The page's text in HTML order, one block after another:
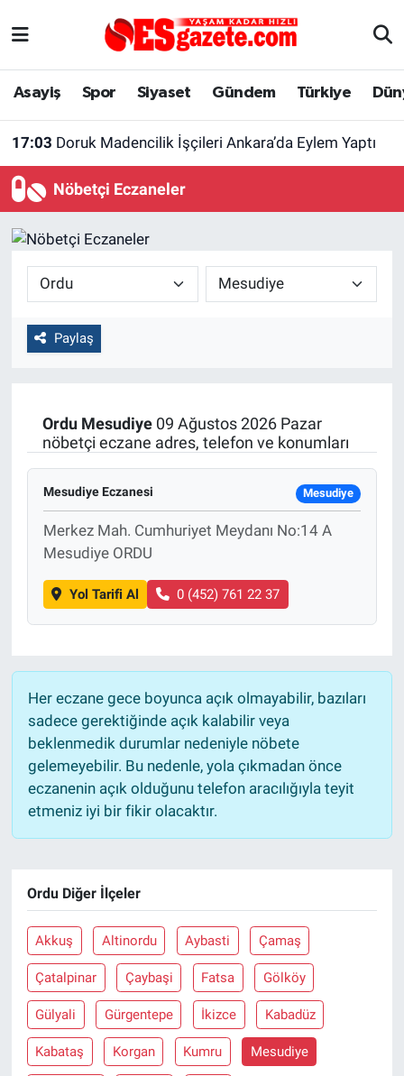
Asayiş Spor Siyaset Gündem Türkiye
17:03 Doruk Madencilik İşçileri Ankara’da Eylem Yaptı
Nöbetçi Eczaneler
Paylaş
Ordu Mesudiye09 Ağustos 2026 Pazar
nöbetçi eczane adres, telefon ve konumları
Mesudiye Eczanesi Mesudiye
Merkez Mah. Cumhuriyet Meydanı No:14 A
Mesudiye ORDU
Yol Tarifi Al 0 (452) 761 22 37
Her eczane gece boyunca açık olmayabilir, bazıları
sadece gerektiğinde açık kalabilir veya
beklenmedik durumlar nedeniyle nöbete
gelemeyebilir. Bu nedenle, yola çıkmadan önce
eczanenin açık olduğunu telefon aracılığıyla teyit
etmeniz iyi bir fikir olacaktır.
Ordu Diğer İlçeler
Akkuş Altinordu Aybasti Çamaş
Çatalpinar Çaybaşi Fatsa Gölköy
Gülyali Gürgentepe İkizce Kabadüz
Kabataş Korgan Kumru Mesudiye
Asayiş
Türkiye
Dünya
Sağlık
Yaşam
Eskişehir Arşivi
Röportaj
Ekonomi
Politika
Bilecik
Kütahya
Genel
Çevre
Yerel
Magazin
Bilim ve Teknoloji
Eskişehir Nöbetçi Eczaneler
Tüm Manşetler
Son Dakika Haberleri
Haber Arşivi